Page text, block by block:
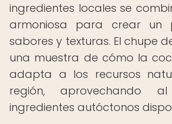
ingredientes locales se
armoniosa para crear un
sabores y texturas. El chupe
una muestra de cómo la
adapta a los recursos
región, aprovechando
ingredientes autóctonos